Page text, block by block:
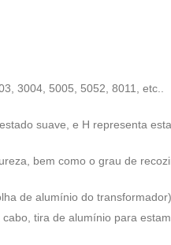
3004, 5005, 5052, 8011, etc..
suave, e H representa
bem como o grau de
de alumínio do
tira de alumínio para